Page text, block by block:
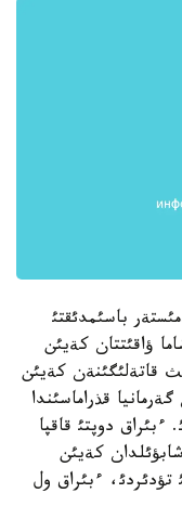
باسئمدئقتئ
ؤاقئتتان كةيئن
قاتةلئگئنةن كةيئن
قذراماسئندا
دوپتئ قاقپا
كةيئن
تؤدئردئ، ءبئراق ول